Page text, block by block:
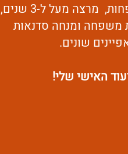
מלווה ויועצת כלכלית למאות משפחות, מרצה מעל ל-3 שנים,
משפחה ומנחה סדנאות
שונים.
האישי שלי!